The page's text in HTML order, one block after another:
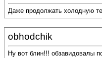
Даже продолжать холодную
obhodchik
Ну вот блин!!! обзавидовалы